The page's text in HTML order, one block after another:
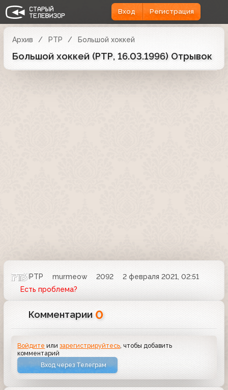
Вход Регистрация
Архив РТР Большой хоккей
Большой хоккей (РТР, 16.03.1996) Отрывок
РТР murmeow 2092
2 февраля 2021, 02:51
Есть проблема?
Комментарии 0
Войдите илизарегистрируйтесь , чтобы добавить
комментарий
Вход через Телеграм